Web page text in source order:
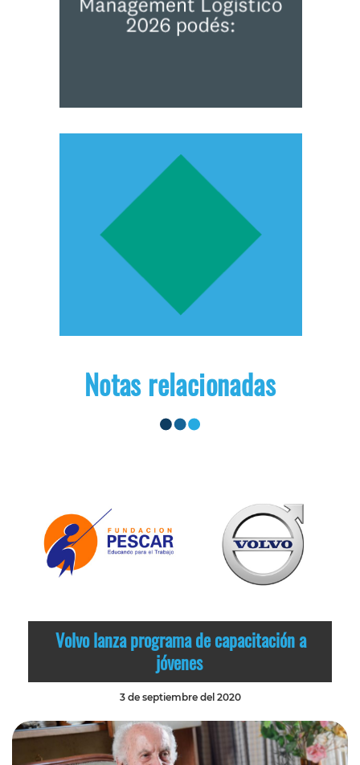
Notas relacionadas
Volvo lanza programa de capacitación a
jóvenes
3 de septiembre del 2020